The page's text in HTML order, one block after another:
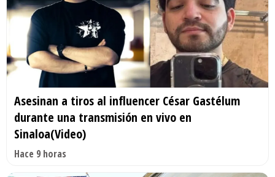
Asesinan a tiros al influencer César Gastélum
durante una transmisión en vivo en
Sinaloa(Video)
Hace 9 horas